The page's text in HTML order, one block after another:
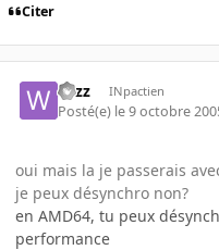
Citer
wizz INpactien
Posté(e) le 9 octobre
oui mais la je passerais
je peux désynchro non?
en AMD64, tu peux
performance